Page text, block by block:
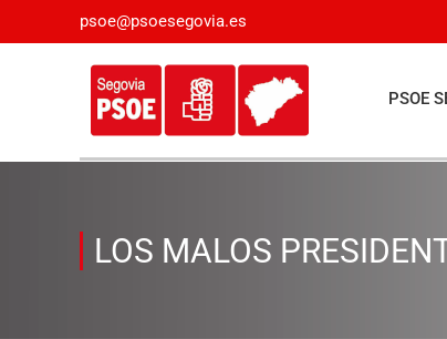
psoe@psoesegovia.es
PSOE
LOS MALOS